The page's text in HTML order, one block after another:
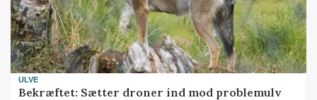
ULVE
Bekræftet: Sætter droner ind mod problemulv